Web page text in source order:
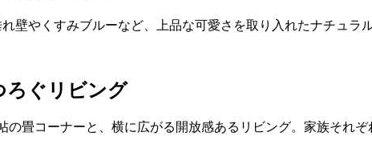
壁やくすみブルーなど、上品な可愛さを取り入れたナチュラ
ろぐリビング
の畳コーナーと、横に広がる開放感あるリビング。家族それ